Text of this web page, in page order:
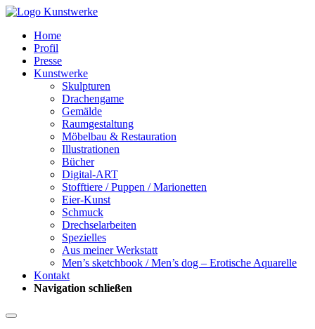
Home
Profil
Presse
Kunstwerke
Skulpturen
Drachengame
Gemälde
Raumgestaltung
Möbelbau & Restauration
Illustrationen
Bücher
Digital-ART
Stofftiere / Puppen / Marionetten
Eier-Kunst
Schmuck
Drechselarbeiten
Spezielles
Aus meiner Werkstatt
Men’s sketchbook / Men’s dog – Erotische Aquarelle
Kontakt
Navigation schließen